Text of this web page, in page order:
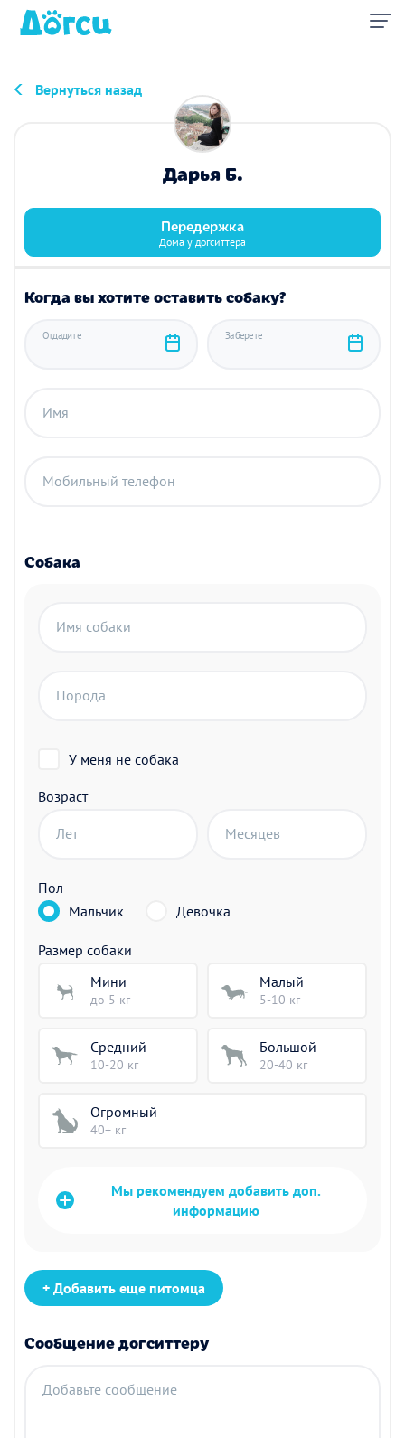
Вернуться назад
Дарья Б.
Передержка
Дома у догситтера
Когда вы хотите оставить собаку?
Отдадите Заберете
Имя
Мобильный телефон
Собака
Имя собаки
Порода
У меня не собака
Возраст
Лет Месяцев
Пол
Мальчик
Девочка
Размер собаки
Мини
до 5 кг
Малый
5-10 кг
Средний
10-20 кг
Большой
20-40 кг
Огромный
40+ кг
Мы рекомендуем добавить доп.
информацию
+ Добавить еще питомца
Сообщение догситтеру
Добавьте сообщение